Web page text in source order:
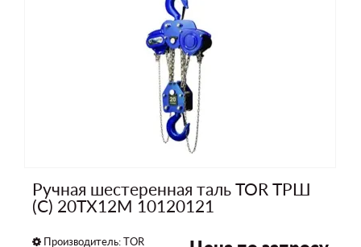
Ручная шестеренная таль TOR ТРШ
(C) 20ТХ12М 10120121
Производитель:TOR